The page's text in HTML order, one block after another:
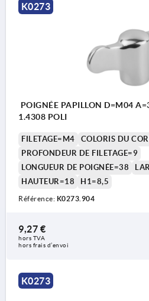
K0273
POIGNÉE PAPILLON D=M04
1.4308 POLI
FILETAGE=M4
COLORIS DU
PROFONDEUR DE FILETAGE=9
LONGUEUR DE POIGNÉE=38
HAUTEUR=18
H1=8,5
Référence: K0273.904
9,27 €
hors TVA
hors frais d’envoi
K0273